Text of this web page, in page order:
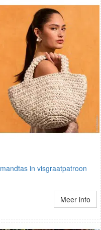
mandtas in visgraatpatroon
Meer info